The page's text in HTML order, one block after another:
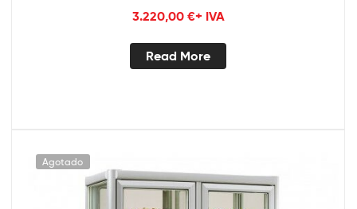
3.220,00 €+ IVA
Read More
Agotado